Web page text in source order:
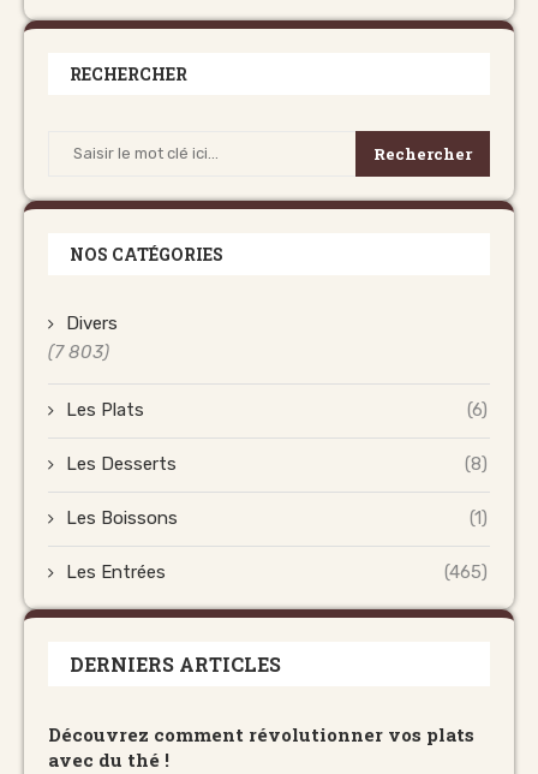
RECHERCHER
Rechercher
NOS CATÉGORIES
Divers
(7 803)
Les Plats (6)
Les Desserts (8)
Les Boissons (1)
Les Entrées (465)
DERNIERS ARTICLES
Découvrez comment révolutionner vos plats
avec du thé !